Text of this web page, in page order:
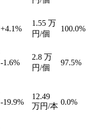
+4.1%
1.55 万
円/個
100.0%
-1.6%
2.8 万
円/個
97.5%
-19.9%
12.49
万円/本 0.0%